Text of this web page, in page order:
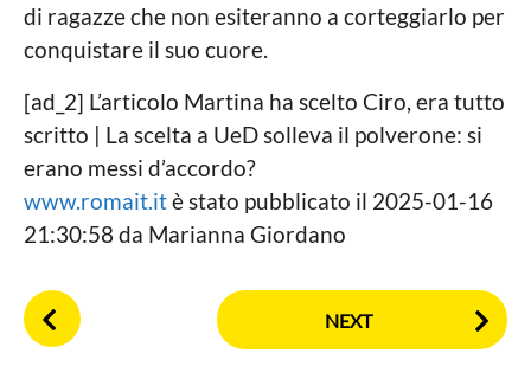
di ragazze che non esiteranno a corteggiarlo per
conquistare il suo cuore.
C
o
n
t
i
n
u
e
R
[ad_2] L’articolo Martina ha scelto Ciro, era tutto
scritto | La scelta a UeD solleva il polverone: si
erano messi d’accordo?
www.romait.itè stato pubblicato il 2025-01-16
21:30:58 da Marianna Giordano
P
o
NEXT